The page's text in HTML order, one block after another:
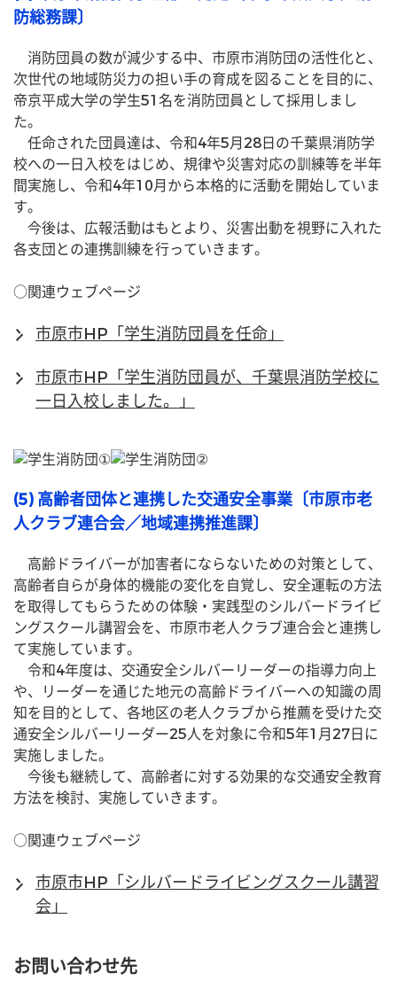
防総務課〕
消防団員の数が減少する中、市原市消防団の活性化と、
次世代の地域防災力の担い手の育成を図ることを目的に、
帝京平成大学の学生51名を消防団員として採用しまし
た。
任命された団員達は、令和4年5月28日の千葉県消防学
校への一日入校をはじめ、規律や災害対応の訓練等を半年
間実施し、令和4年10月から本格的に活動を開始していま
す。
今後は、広報活動はもとより、災害出動を視野に入れた
各支団との連携訓練を行っていきます。
○関連ウェブページ
市原市HP「学生消防団員を任命」
市原市HP「学生消防団員が、千葉県消防学校に
一日入校しました。」
(5) 高齢者団体と連携した交通安全事業〔市原市老
人クラブ連合会／地域連携推進課〕
高齢ドライバーが加害者にならないための対策として、
高齢者自らが身体的機能の変化を自覚し、安全運転の方法
を取得してもらうための体験・実践型のシルバードライビ
ングスクール講習会を、市原市老人クラブ連合会と連携し
て実施しています。
令和4年度は、交通安全シルバーリーダーの指導力向上
や、リーダーを通じた地元の高齢ドライバーへの知識の周
知を目的として、各地区の老人クラブから推薦を受けた交
通安全シルバーリーダー25人を対象に令和5年1月27日に
実施しました。
今後も継続して、高齢者に対する効果的な交通安全教育
方法を検討、実施していきます。
○関連ウェブページ
市原市HP「シルバードライビングスクール講習
会」
お問い合わせ先